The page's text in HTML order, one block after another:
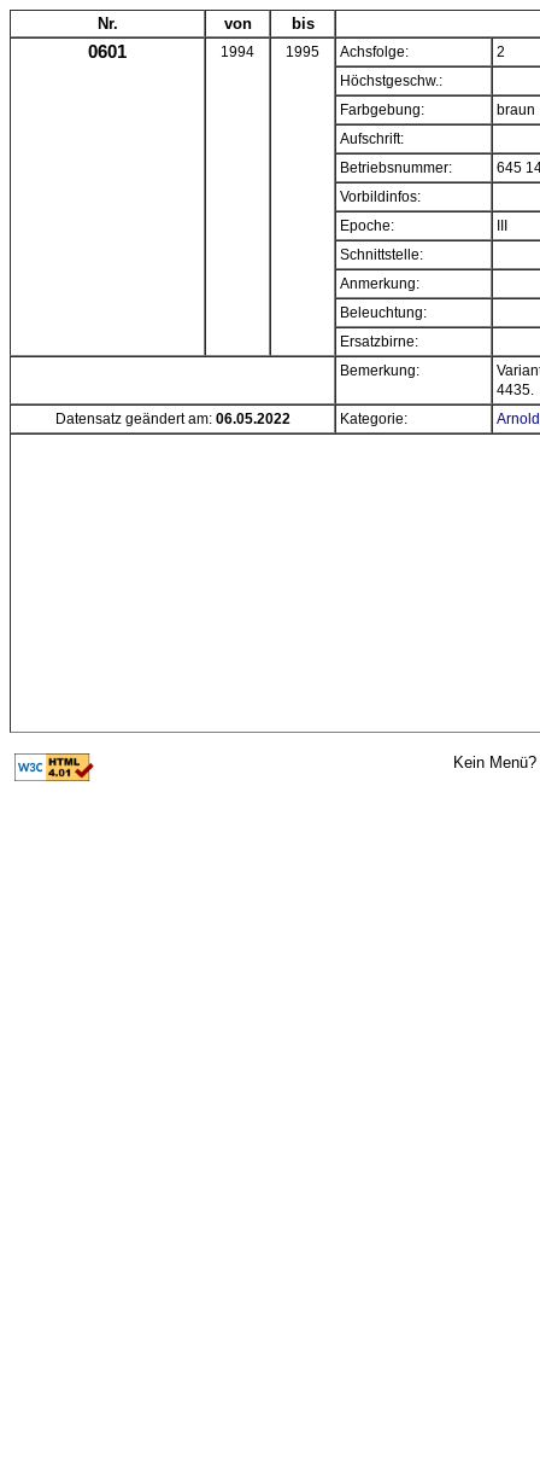
Nr. von bis
0601 1994 1995 Achsfolge:
2
Höchstgeschw.:
Farbgebung:
braun
Aufschrift:
Betriebsnummer:
645
Vorbildinfos:
Epoche:
Schnittstelle:
Anmerkung:
Beleuchtung:
Ersatzbirne:
Bemerkung:
4435.
Datensatz geändert am: 06.05.2022 Kategorie:
Kein